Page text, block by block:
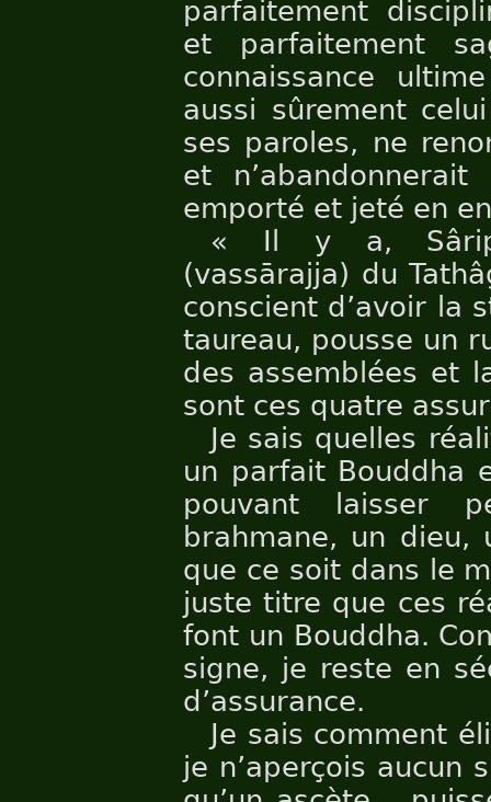
parfaitement
et parfaitement
connaissance
aussi sûrement
ses paroles, ne
et
emporté et jeté en
« Il y a,
(vassārajja) du
conscient d’avoir la
taureau, pousse un
des assemblées et
sont ces quatre
Je sais quelles
un parfait Bouddha
pouvant laisser
brahmane, un dieu,
que ce soit dans le
juste titre que ces
font un Bouddha.
signe, je reste en
d’assurance.
Je sais comment
je n’aperçois aucun